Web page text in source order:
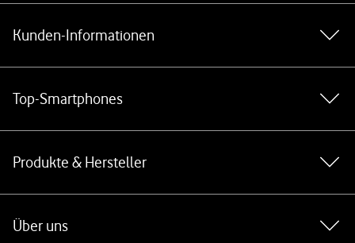
Kunden-Informationen
Top-Smartphones
Produkte & Hersteller
Über uns